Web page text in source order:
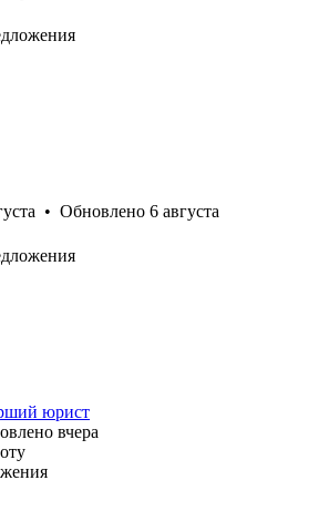
• Обновлено 6 августа
юрист
вчера